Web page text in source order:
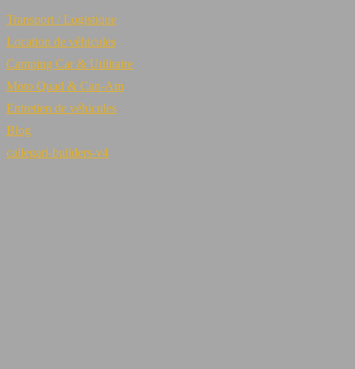
Transport / Logistique
Location de véhicules
Camping Car & Utilitaire
Moto Quad & Can-Am
Entretien de véhicules
Blog
callegari-builders-v4